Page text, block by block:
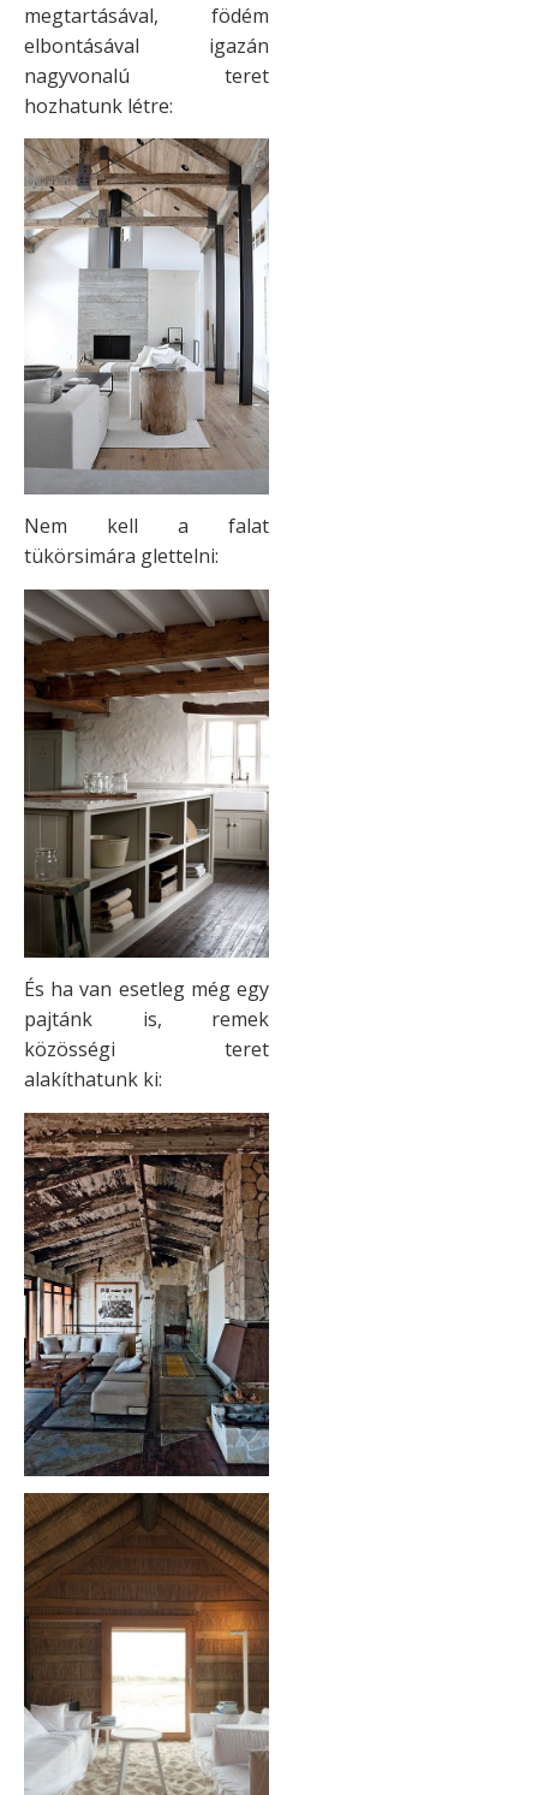
megtartásával, födém
elbontásával igazán
nagyvonalú teret
hozhatunk létre:
Nem kell a falat
tükörsimára glettelni:
És ha van esetleg még egy
pajtánk is, remek
közösségi teret
alakíthatunk ki: